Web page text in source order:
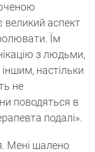
аспект
Їм
з людьми,
настільки
не
поводяться в
подалі».
Мені шалено